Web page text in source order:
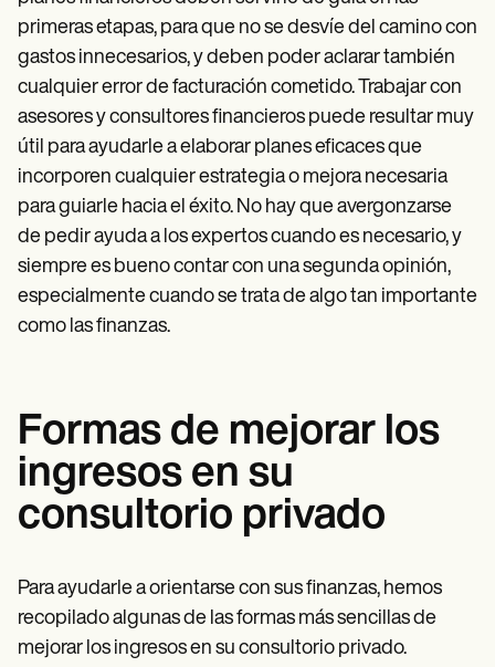
primeras etapas, para que no se desvíe del camino con
gastos innecesarios, y deben poder aclarar también
cualquier error de facturación cometido. Trabajar con
asesores y consultores financieros puede resultar muy
útil para ayudarle a elaborar planes eficaces que
incorporen cualquier estrategia o mejora necesaria
para guiarle hacia el éxito. No hay que avergonzarse
de pedir ayuda a los expertos cuando es necesario, y
siempre es bueno contar con una segunda opinión,
especialmente cuando se trata de algo tan importante
como las finanzas.
Formas de mejorar los
ingresos en su
consultorio privado
Para ayudarle a orientarse con sus finanzas, hemos
recopilado algunas de las formas más sencillas de
mejorar los ingresos en su consultorio privado.